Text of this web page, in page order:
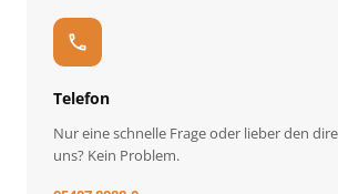
call
Telefon
Nur eine schnelle Frage oder lieber den
uns? Kein Problem.